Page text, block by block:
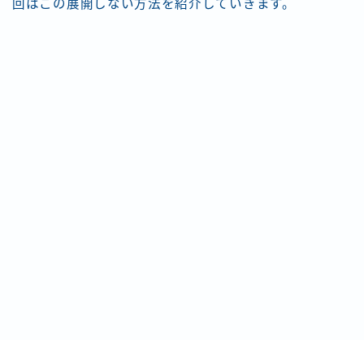
回はこの展開しない方法を紹介していきます。